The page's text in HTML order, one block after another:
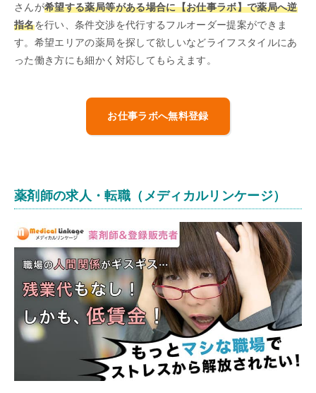
さんが希望する薬局等がある場合に【お仕事ラボ】で薬局へ逆
指名を行い、条件交渉を代行するフルオーダー提案ができま
す。希望エリアの薬局を探して欲しいなどライフスタイルにあ
った働き方にも細かく対応してもらえます。
お仕事ラボへ無料登録
薬剤師の求人・転職（メディカルリンケージ）